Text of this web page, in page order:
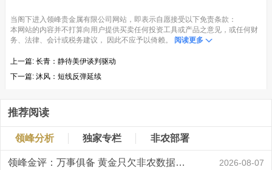
当阁下进入领峰贵金属有限公司网站，即表示自愿接受以下免责条款：
本网站的内容并不打算向用户提供买卖任何投资工具或产品之意见，或任何财
务、法律、会计或税务建议， 因此不应予以倚赖。
阅读更多
上一篇: 长青：静待美伊谈判驱动
下一篇: 沐风：短线反弹延续
推荐阅读
领峰分析 独家专栏 非农部署
领峰金评：万事俱备 黄金只欠非农数据“东风” 2026-08-07